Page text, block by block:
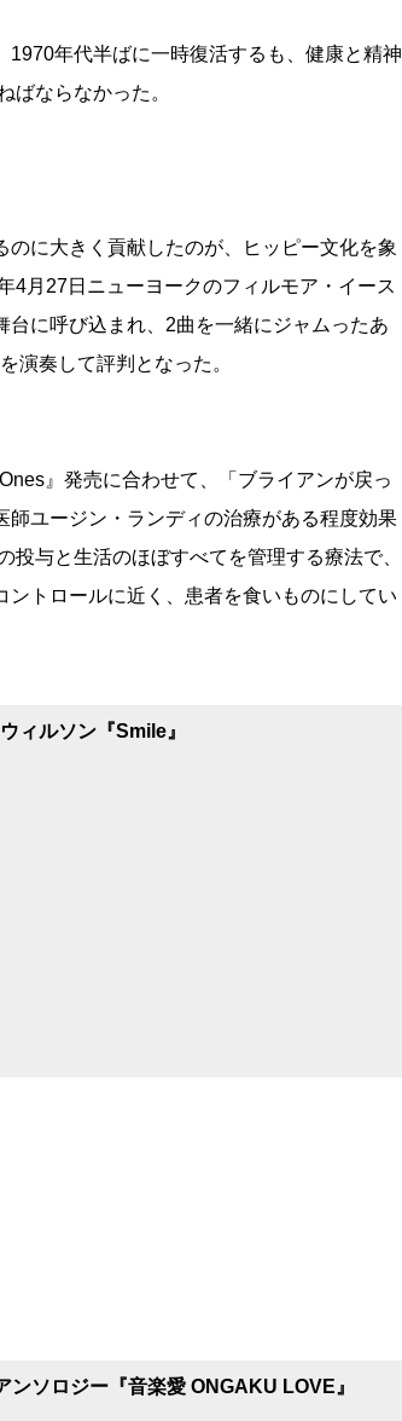
年代半ばに一時復活するも、健康と精神
ばならなかった。
に大きく貢献したのが、ヒッピー文化を象
4月27日ニューヨークのフィルモア・イース
台に呼び込まれ、2曲を一緒にジャムったあ
演奏して評判となった。
』発売に合わせて、「ブライアンが戻っ
ユージン・ランディの治療がある程度効果
与と生活のほぼすべてを管理する療法で、
トロールに近く、患者を食いものにしてい
ィルソン『Smile』
ンソロジー『音楽愛 ONGAKU LOVE』